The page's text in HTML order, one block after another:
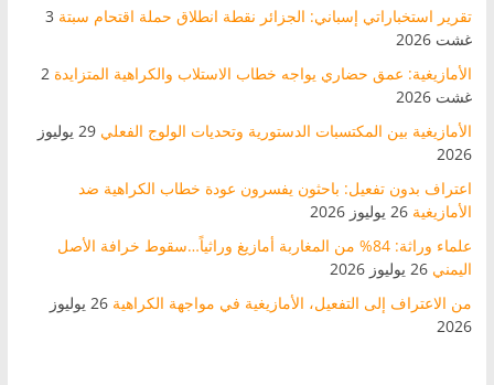
تقرير استخباراتي إسباني: الجزائر نقطة انطلاق حملة اقتحام سبتة 3
غشت 2026
الأمازيغية: عمق حضاري يواجه خطاب الاستلاب والكراهية المتزايدة 2
غشت 2026
الأمازيغية بين المكتسبات الدستورية وتحديات الولوج الفعلي
29 يوليوز
2026
اعتراف بدون تفعيل: باحثون يفسرون عودة خطاب الكراهية ضد
الأمازيغية 26 يوليوز 2026
علماء وراثة: 84% من المغاربة أمازيغ وراثياً…سقوط خرافة الأصل
اليمني 26 يوليوز 2026
من الاعتراف إلى التفعيل، الأمازيغية في مواجهة الكراهية
26 يوليوز
2026